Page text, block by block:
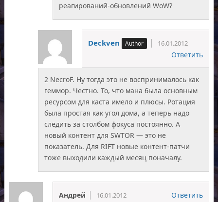
реагирований-обновлений WoW?
Deckven 16.01.2012
Ответить
2 NecroF. Ну тогда это не воспринималось как
геммор. Честно. То, что мана была основным
ресурсом для каста имело и плюсы. Ротация
была простая как угол дома, а теперь надо
следить за столбом фокуса постоянно. А
новый контент для SWTOR — это не
показатель. Для RIFT новые контент-патчи
тоже выходили каждый месяц поначалу.
Андрей 16.01.2012 Ответить